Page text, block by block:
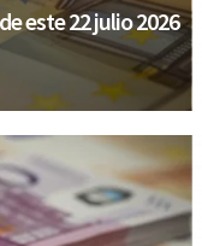
este 22 julio 2026